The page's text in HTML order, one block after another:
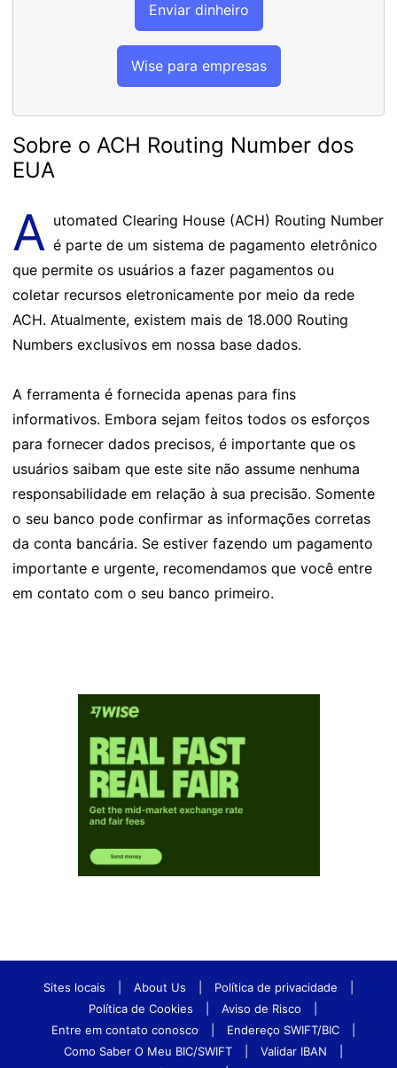
Enviar dinheiro
Wise para empresas
Sobre o ACH Routing Number dos
EUA
A utomated Clearing House (ACH) Routing Number
é parte de um sistema de pagamento eletrônico
que permite os usuários a fazer pagamentos ou
coletar recursos eletronicamente por meio da rede
ACH. Atualmente, existem mais de 18.000 Routing
Numbers exclusivos em nossa base dados.
A ferramenta é fornecida apenas para fins
informativos. Embora sejam feitos todos os esforços
para fornecer dados precisos, é importante que os
usuários saibam que este site não assume nenhuma
responsabilidade em relação à sua precisão. Somente
o seu banco pode confirmar as informações corretas
da conta bancária. Se estiver fazendo um pagamento
importante e urgente, recomendamos que você entre
em contato com o seu banco primeiro.
Sites locais About Us Política de privacidade
Política de Cookies
Aviso de Risco
Entre em contato conosco
Endereço SWIFT/BIC
Como Saber O Meu BIC/SWIFT
Validar IBAN